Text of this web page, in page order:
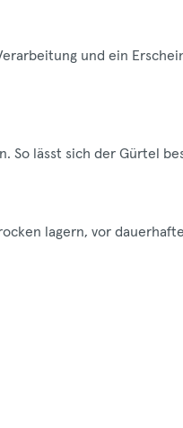
und ein
So lässt sich der Gürtel
lagern, vor